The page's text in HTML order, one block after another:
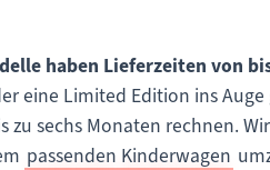
haben Lieferzeiten von
eine Limited Edition ins Auge
sechs Monaten rechnen. Wir
passenden Kinderwagen